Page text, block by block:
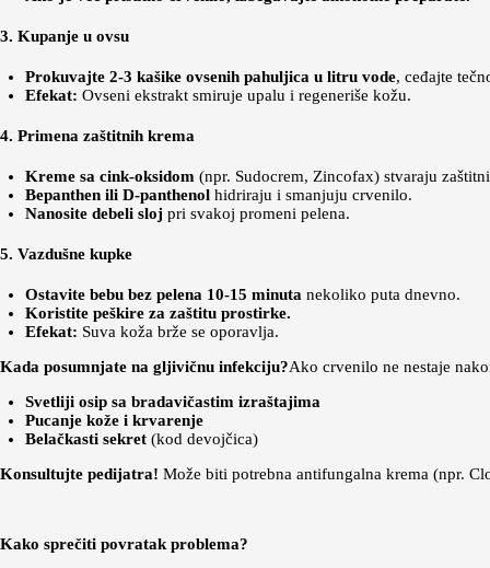
3. Kupanje u ovsu
Prokuvajte 2-3 kašike ovsenih pahuljica u litru vode, ceđajte
Efekat: Ovseni ekstrakt smiruje upalu i regeneriše kožu.
4. Primena zaštitnih krema
Kreme sa cink-oksidom (npr. Sudocrem, Zincofax) stvaraju
Bepanthen ili D-panthenolhidriraju i smanjuju crvenilo.
Nanosite debeli sloj pri svakoj promeni pelena.
5. Vazdušne kupke
Ostavite bebu bez pelena 10-15 minuta nekoliko puta dnevno.
Koristite peškire za zaštitu prostirke.
Efekat: Suva koža brže se oporavlja.
Kada posumnjate na gljivičnu infekciju?Ako crvenilo ne nestaje
Svetliji osip sa bradavičastim izraštajima
Pucanje kože i krvarenje
Belačkasti sekret(kod devojčica)
Konsultujte pedijatra! Može biti potrebna antifungalna krema (npr.
Kako sprečiti povratak problema?